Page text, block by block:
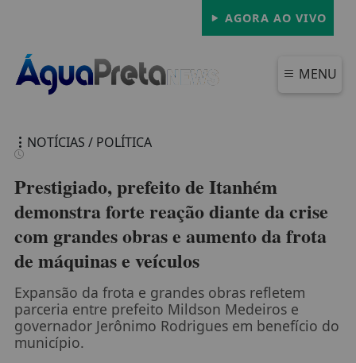
AGORA AO VIVO
MENU
FECHAR
NOTÍCIAS / POLÍTICA
Prestigiado, prefeito de Itanhém
demonstra forte reação diante da crise
com grandes obras e aumento da frota
de máquinas e veículos
Expansão da frota e grandes obras refletem
parceria entre prefeito Mildson Medeiros e
governador Jerônimo Rodrigues em benefício do
município.